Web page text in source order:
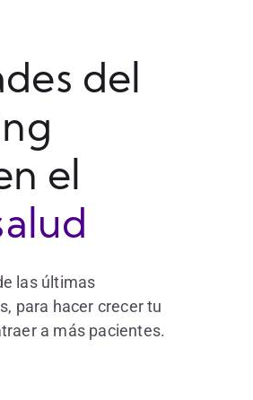
del
el
las últimas
para hacer crecer tu
a más pacientes.